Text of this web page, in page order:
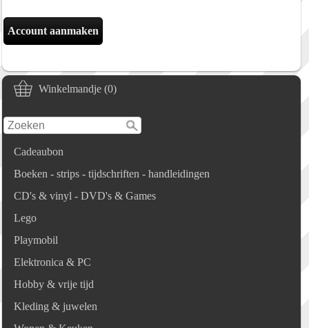
Winkelmandje (0)
Cadeaubon
Boeken - strips - tijdschriften - handleidingen
CD's & vinyl - DVD's & Games
Lego
Playmobil
Elektronica & PC
Hobby & vrije tijd
Kleding & juwelen
Account aanmaken